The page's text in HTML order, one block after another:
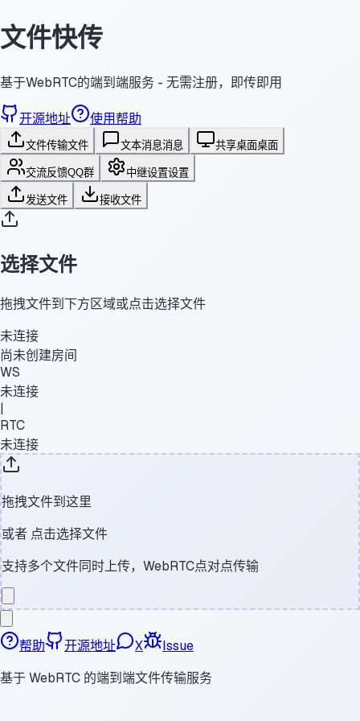
文件快传
基于WebRTC的端到端服务 - 无需注册，即传即用
开源地址 使用帮助
文件传输文件 文本消息消息 共享桌面桌面
交流反馈QQ群 中继设置设置
发送文件 接收文件
选择文件
拖拽文件到下方区域或点击选择文件
未连接
尚未创建房间
WS
未连接
|
RTC
未连接
拖拽文件到这里
或者 点击选择文件
支持多个文件同时上传，WebRTC点对点传输
帮助 开源地址 X
Issue
基于 WebRTC 的端到端文件传输服务